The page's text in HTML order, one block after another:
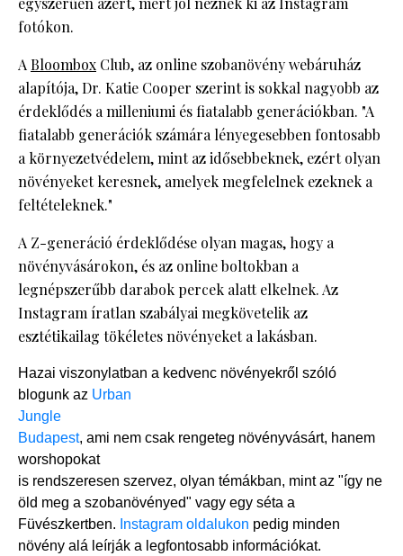
fotókon.
A Bloombox Club, az online szobanövény webáruház
alapítója, Dr. Katie Cooper szerint is sokkal nagyobb az
érdeklődés a milleniumi és fiatalabb generációkban. "A
fiatalabb generációk számára lényegesebben fontosabb
a környezetvédelem, mint az idősebbeknek, ezért olyan
növényeket keresnek, amelyek megfelelnek ezeknek a
feltételeknek."
A Z-generáció érdeklődése olyan magas, hogy a
növényvásárokon, és az online boltokban a
legnépszerűbb darabok percek alatt elkelnek. Az
Instagram íratlan szabályai megkövetelik az
esztétikailag tökéletes növényeket a lakásban.
Hazai viszonylatban a kedvenc növényekről szóló
blogunk az Urban
Jungle
Budapest, ami nem csak rengeteg növényvásárt, hanem
worshopokat
is rendszeresen szervez, olyan témákban, mint az "így ne
öld meg a szobanövényed" vagy egy séta a
Füvészkertben. Instagram oldalukon pedig minden
növény alá leírják a legfontosabb információkat.